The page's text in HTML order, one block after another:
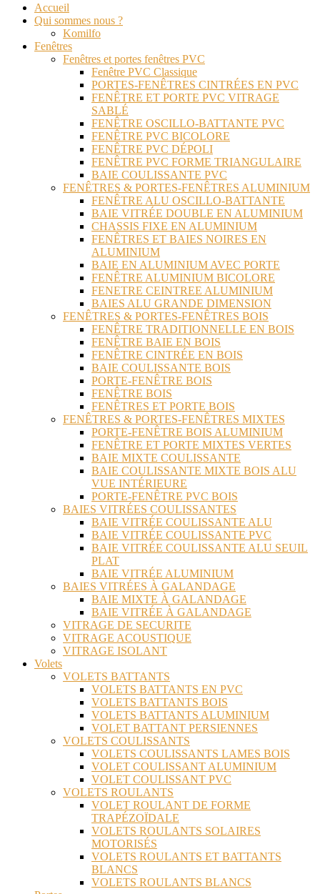
Accueil
Qui sommes nous ?
Komilfo
Fenêtres
Fenêtres et portes fenêtres PVC
Fenêtre PVC Classique
PORTES-FENÊTRES CINTRÉES EN PVC
FENÊTRE ET PORTE PVC VITRAGE
SABLÉ
FENÊTRE OSCILLO-BATTANTE PVC
FENÊTRE PVC BICOLORE
FENÊTRE PVC DÉPOLI
FENÊTRE PVC FORME TRIANGULAIRE
BAIE COULISSANTE PVC
FENÊTRES & PORTES-FENÊTRES ALUMINIUM
FENÊTRE ALU OSCILLO-BATTANTE
BAIE VITRÉE DOUBLE EN ALUMINIUM
CHASSIS FIXE EN ALUMINIUM
FENÊTRES ET BAIES NOIRES EN
ALUMINIUM
BAIE EN ALUMINIUM AVEC PORTE
FENÊTRE ALUMINIUM BICOLORE
FENETRE CEINTREE ALUMINIUM
BAIES ALU GRANDE DIMENSION
FENÊTRES & PORTES-FENÊTRES BOIS
FENÊTRE TRADITIONNELLE EN BOIS
FENÊTRE BAIE EN BOIS
FENÊTRE CINTRÉE EN BOIS
BAIE COULISSANTE BOIS
PORTE-FENÊTRE BOIS
FENÊTRE BOIS
FENÊTRES ET PORTE BOIS
FENÊTRES & PORTES-FENÊTRES MIXTES
PORTE-FENÊTRE BOIS ALUMINIUM
FENÊTRE ET PORTE MIXTES VERTES
BAIE MIXTE COULISSANTE
BAIE COULISSANTE MIXTE BOIS ALU
VUE INTÉRIEURE
PORTE-FENÊTRE PVC BOIS
BAIES VITRÉES COULISSANTES
BAIE VITRÉE COULISSANTE ALU
BAIE VITRÉE COULISSANTE PVC
BAIE VITRÉE COULISSANTE ALU SEUIL
PLAT
BAIE VITRÉE ALUMINIUM
BAIES VITRÉES À GALANDAGE
BAIE MIXTE À GALANDAGE
BAIE VITRÉE À GALANDAGE
VITRAGE DE SECURITE
VITRAGE ACOUSTIQUE
VITRAGE ISOLANT
Volets
VOLETS BATTANTS
VOLETS BATTANTS EN PVC
VOLETS BATTANTS BOIS
VOLETS BATTANTS ALUMINIUM
VOLET BATTANT PERSIENNES
VOLETS COULISSANTS
VOLETS COULISSANTS LAMES BOIS
VOLET COULISSANT ALUMINIUM
VOLET COULISSANT PVC
VOLETS ROULANTS
VOLET ROULANT DE FORME
TRAPÉZOÏDALE
VOLETS ROULANTS SOLAIRES
MOTORISÉS
VOLETS ROULANTS ET BATTANTS
BLANCS
VOLETS ROULANTS BLANCS